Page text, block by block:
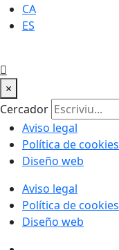
CA
ES
×
Cercador
Aviso legal
Política de cookies
Diseño web
Aviso legal
Política de cookies
Diseño web